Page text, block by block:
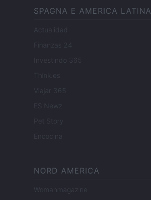
SPAGNA E AMERICA LATINA
Actualidad
Finanzas 24
Investindo 365
Think.es
Viajar 365
ES Newz
Pet Story
Encocina
NORD AMERICA
Womanmagazine